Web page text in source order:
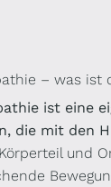
– was ist
ist eine
die mit den
und